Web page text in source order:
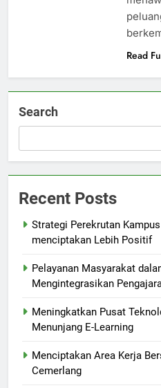
Read
Search
Recent Posts
Strategi Perekrutan
menciptakan Lebih Positif
Pelayanan Masyarakat
Mengintegrasikan
Meningkatkan Pusat
Menunjang E-Learning
Menciptakan Area Kerja
Cemerlang